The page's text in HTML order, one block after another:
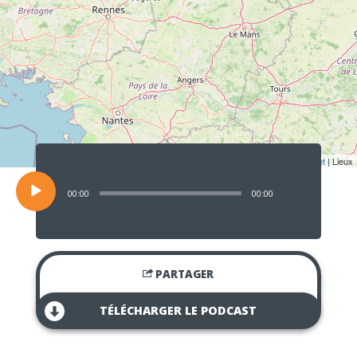
Leaflet | Lieux
Lecteur
audio
00:00 00:00
PARTAGER
TÉLÉCHARGER LE PODCAST